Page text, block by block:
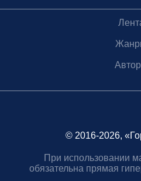
© 2016-2026,
При использовании
обязательна прямая